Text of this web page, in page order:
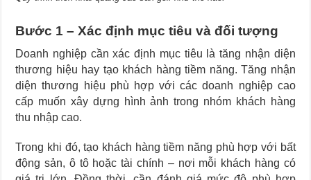
Bước 1 – Xác định mục tiêu và đối tượng
Doanh nghiệp cần xác định mục tiêu là tăng nhận diện
thương hiệu hay tạo khách hàng tiềm năng. Tăng nhận
diện thương hiệu phù hợp với các doanh nghiệp cao
cấp muốn xây dựng hình ảnh trong nhóm khách hàng
thu nhập cao.
Trong khi đó, tạo khách hàng tiềm năng phù hợp với bất
động sản, ô tô hoặc tài chính – nơi mỗi khách hàng có